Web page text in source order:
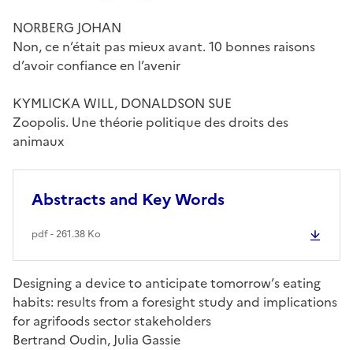
NORBERG JOHAN
Non, ce n’était pas mieux avant. 10 bonnes raisons
d’avoir confiance en l’avenir
KYMLICKA WILL, DONALDSON SUE
Zoopolis. Une théorie politique des droits des
animaux
Abstracts and Key Words
pdf - 261.38 Ko
Designing a device to anticipate tomorrow’s eating
habits: results from a foresight study and implications
for agrifoods sector stakeholders
Bertrand Oudin, Julia Gassie